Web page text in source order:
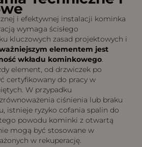
i efektywnej instalacji kominka
wymaga ścisłego
kluczowych zasad projektowych i
elementem jest
wkładu kominkowego.
element, od drzwiczek po
certyfikowany do pracy w
W przypadku
ciśnienia lub braku
istnieje ryzyko cofania spalin do
powodu kominki z otwartą
mogą być stosowane w
w rekuperację.